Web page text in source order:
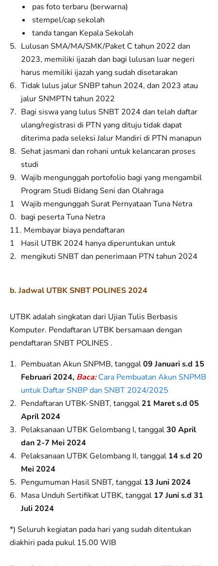
pas foto terbaru (berwarna)
stempel/cap sekolah
tanda tangan Kepala Sekolah
Lulusan SMA/MA/SMK/Paket C tahun 2022 dan
2023, memiliki ijazah dan bagi lulusan luar negeri
harus memiliki ijazah yang sudah disetarakan
Tidak lulus jalur SNBP tahun 2024, dan 2023 atau
jalur SNMPTN tahun 2022
Bagi siswa yang lulus SNBT 2024 dan telah daftar
ulang/registrasi di PTN yang dituju tidak dapat
diterima pada seleksi Jalur Mandiri di PTN manapun
Sehat jasmani dan rohani untuk kelancaran proses
studi
Wajib mengunggah portofolio bagi yang mengambil
Program Studi Bidang Seni dan Olahraga
Wajib mengunggah Surat Pernyataan Tuna Netra
bagi peserta Tuna Netra
Membayar biaya pendaftaran
Hasil UTBK 2024 hanya diperuntukan untuk
mengikuti SNBT dan penerimaan PTN tahun 2024
b. Jadwal UTBK SNBT POLINES 2024
UTBK adalah singkatan dari Ujian Tulis Berbasis
Komputer. Pendaftaran UTBK bersamaan dengan
pendaftaran SNBT POLINES .
Pembuatan Akun SNPMB, tanggal09 Januari s.d 15
Februari 2024, Baca: Cara Pembuatan Akun SNPMB
untuk Daftar SNBP dan SNBT 2024/2025
Pendaftaran UTBK-SNBT, tanggal 21 Maret s.d 05
April 2024
Pelaksanaan UTBK Gelombang I, tanggal30 April
dan 2-7 Mei 2024
Pelaksanaan UTBK Gelombang II, tanggal 14 s.d 20
Mei 2024
Pengumuman Hasil SNBT, tanggal 13 Juni 2024
Masa Unduh Sertifikat UTBK, tanggal 17 Juni s.d 31
Juli 2024
*) Seluruh kegiatan pada hari yang sudah ditentukan
diakhiri pada pukul 15.00 WIB